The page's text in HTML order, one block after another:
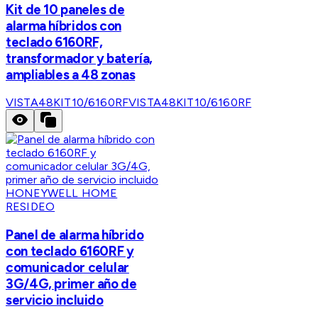
Kit de 10 paneles de
alarma híbridos con
teclado 6160RF,
transformador y batería,
ampliables a 48 zonas
VISTA48KIT10/6160RFVISTA48KIT10/6160RF
HONEYWELL HOME
RESIDEO
Panel de alarma híbrido
con teclado 6160RF y
comunicador celular
3G/4G, primer año de
servicio incluido